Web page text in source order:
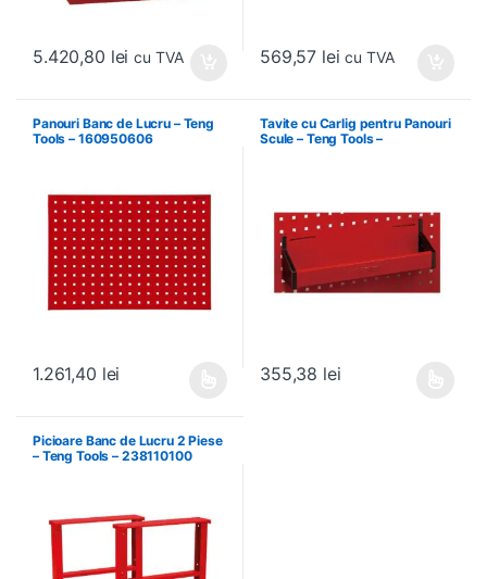
5.420,80 lei cu TVA 569,57 lei cu TVA
Panouri Banc de Lucru – Teng
Tools – 160950606
1.261,40 lei
Tavite cu Carlig pentru Panouri
Scule – Teng Tools –
355,38 lei
Picioare Banc de Lucru 2 Piese
– Teng Tools – 238110100